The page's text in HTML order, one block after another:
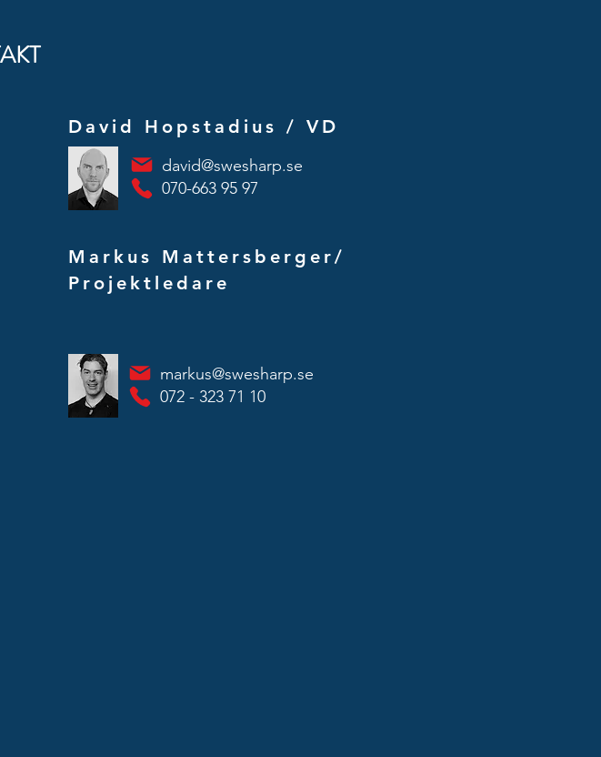
David Hopstadius / VD
david@swesharp.se
070-663 95 97
Markus Mattersberger/
Projektledare
markus@swesharp.se
072 - 323 71 10